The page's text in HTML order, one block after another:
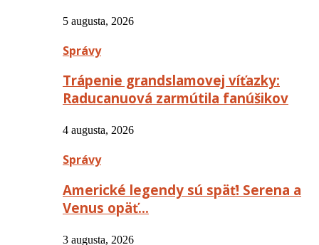
5 augusta, 2026
Správy
Trápenie grandslamovej víťazky:
Raducanuová zarmútila fanúšikov
4 augusta, 2026
Správy
Americké legendy sú späť! Serena a
Venus opäť…
3 augusta, 2026